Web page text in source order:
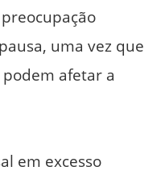
uma vez que
afetar a
em excesso